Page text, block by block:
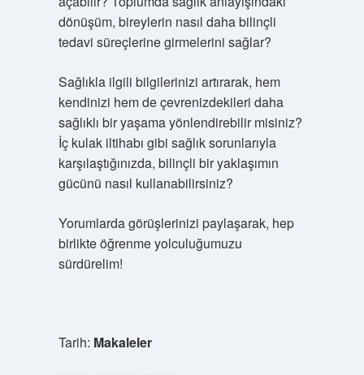
dönüşüm, bireylerin nasıl daha bilinçli
tedavi süreçlerine girmelerini sağlar?
Sağlıkla ilgili bilgilerinizi artırarak, hem
kendinizi hem de çevrenizdekileri daha
sağlıklı bir yaşama yönlendirebilir misiniz?
İç kulak iltihabı gibi sağlık sorunlarıyla
karşılaştığınızda, bilinçli bir yaklaşımın
gücünü nasıl kullanabilirsiniz?
Yorumlarda görüşlerinizi paylaşarak, hep
birlikte öğrenme yolculuğumuzu
sürdürelim!
Tarih: Makaleler